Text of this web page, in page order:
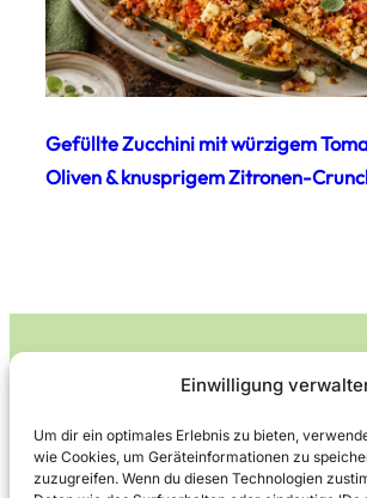
Einwilligung
Um dir ein optimales Erlebnis zu bieten,
wie Cookies, um Geräteinformationen zu
zuzugreifen. Wenn du diesen Technologien
Gefüllte Zucchini mit würzigem
Oliven & knusprigem Zitronen-
Leckerlife
Lecker essen – gesund